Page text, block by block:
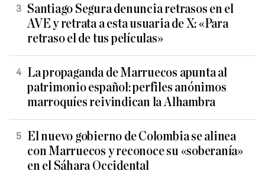
Santiago Segura denuncia retrasos en el
AVE y retrata a esta usuaria de X: «Para
retraso el de tus películas»
La propaganda de Marruecos apunta al
patrimonio español: perfiles anónimos
marroquíes reivindican la Alhambra
El nuevo gobierno de Colombia se alinea
con Marruecos y reconoce su «soberanía»
en el Sáhara Occidental